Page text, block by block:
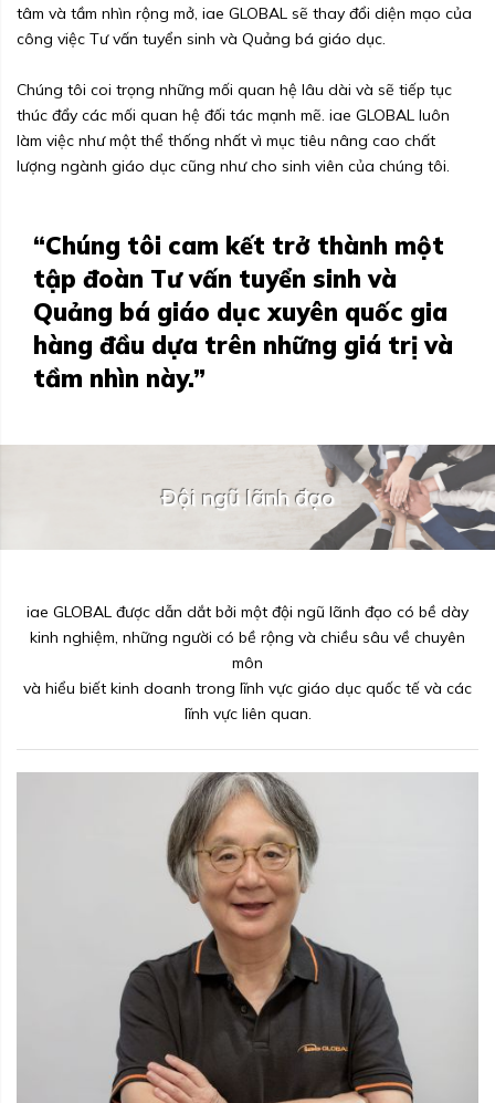
tâm và tầm nhìn rộng mở, iae GLOBAL sẽ thay đổi diện mạo của
công việc Tư vấn tuyển sinh và Quảng bá giáo dục.
Chúng tôi coi trọng những mối quan hệ lâu dài và sẽ tiếp tục
thúc đẩy các mối quan hệ đối tác mạnh mẽ. iae GLOBAL luôn
làm việc như một thể thống nhất vì mục tiêu nâng cao chất
lượng ngành giáo dục cũng như cho sinh viên của chúng tôi.
“Chúng tôi cam kết trở thành một
tập đoàn Tư vấn tuyển sinh và
Quảng bá giáo dục xuyên quốc gia
hàng đầu dựa trên những giá trị và
tầm nhìn này.”
Đội ngũ lãnh đạo
iae GLOBAL được dẫn dắt bởi một đội ngũ lãnh đạo có bề dày
kinh nghiệm, những người có bề rộng và chiều sâu về chuyên
môn
và hiểu biết kinh doanh trong lĩnh vực giáo dục quốc tế và các
lĩnh vực liên quan.